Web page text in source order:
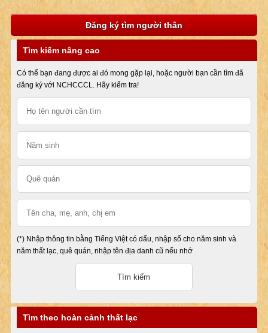
Đăng ký tìm người thân
Tìm kiếm nâng cao
Có thể bạn đang được ai đó mong gặp lại, hoặc người bạn cần tìm đã
đăng ký với NCHCCCL. Hãy kiểm tra!
(*) Nhập thông tin bằng Tiếng Việt có dấu, nhập số cho năm sinh và
năm thất lạc, quê quán, nhập tên địa danh cũ nếu nhớ
Tìm theo hoàn cảnh thất lạc